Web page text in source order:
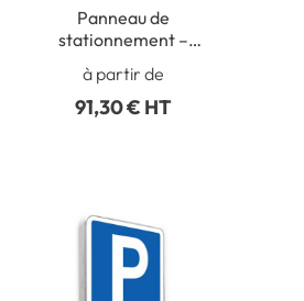
Panneau de
stationnement –
Livraison
à partir de
91,30 € HT